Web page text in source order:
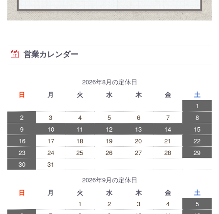
営業カレンダー
2026年8月の定休日
日
月 火 水 木 金
土
1
2
3 4 5 6 7
8
9
10 11 12 13 14
15
16
17 18 19 20 21
22
23
24 25 26 27 28
29
30
31
2026年9月の定休日
日
月 火 水 木 金
土
1
2 3 4
5